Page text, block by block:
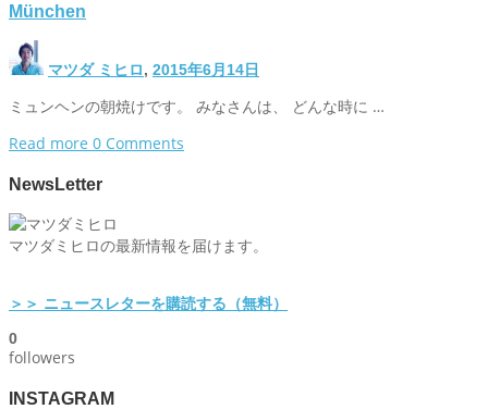
München
マツダ ミヒロ, 2015年6月14日
ミュンヘンの朝焼けです。 みなさんは、 どんな時に …
Read more 0 Comments
NewsLetter
マツダミヒロの最新情報を届けます。
＞＞ ニュースレターを購読する（無料）
0
followers
INSTAGRAM